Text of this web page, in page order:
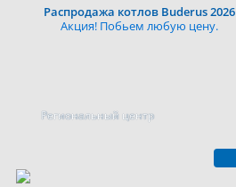
Распродажа котлов Buderus 2026
Акция! Побьем любую цену.
Региональный центр